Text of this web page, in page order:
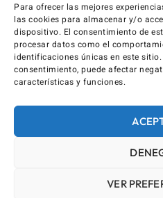
Para ofrecer las mejores
las cookies para almacenar y/o
dispositivo. El consentimiento de
procesar datos como el
identificaciones únicas en este
consentimiento, puede afectar
características y funciones.
VER